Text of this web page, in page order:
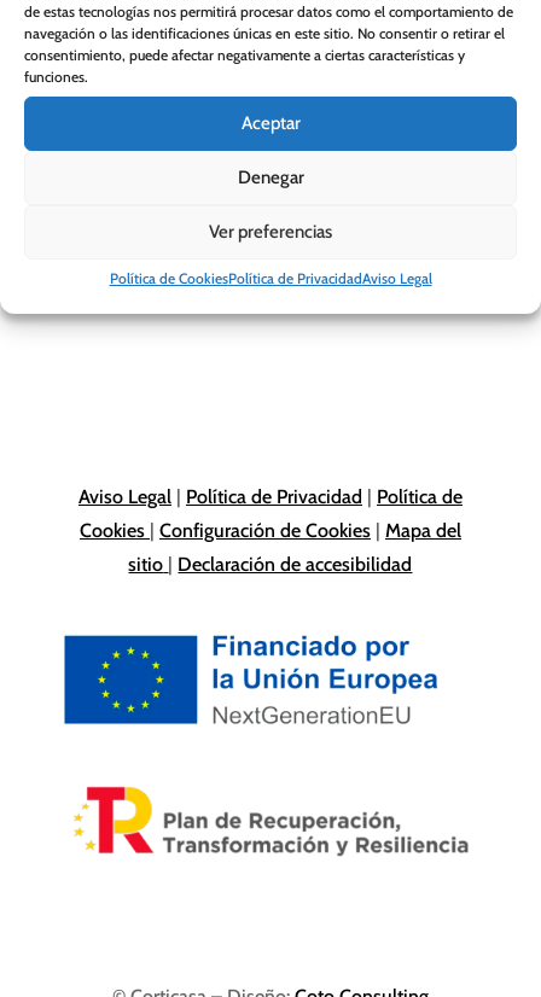
de estas tecnologías nos permitirá procesar datos como el comportamiento de
navegación o las identificaciones únicas en este sitio. No consentir o retirar el
consentimiento, puede afectar negativamente a ciertas características y
funciones.
Aceptar
Denegar
Ver preferencias
Política de CookiesPolítica de PrivacidadAviso Legal
[trustindex no-registration=google]
Aviso Legal| Política de Privacidad | Política de
Cookies | Configuración de Cookies| Mapa del
sitio | Declaración de accesibilidad